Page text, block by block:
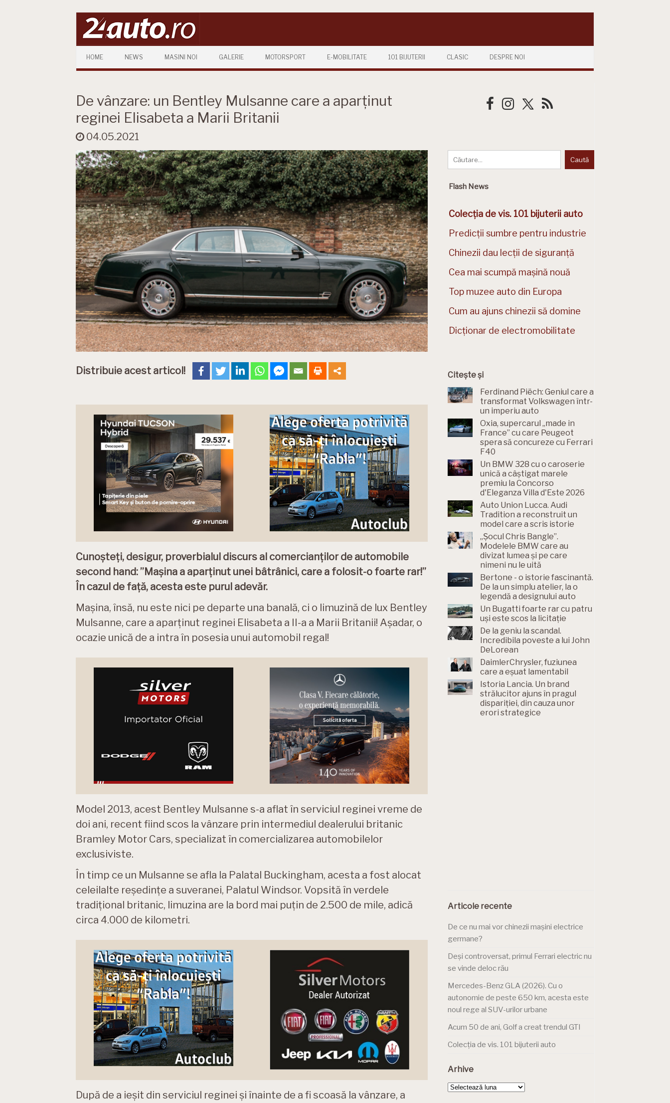
HOME NEWS MASINI NOI GALERIE MOTORSPORT E-MOBILITATE 101 BIJUTERII CLASIC DESPRE NOI
De vânzare: un Bentley Mulsanne care a aparținut
reginei Elisabeta a Marii Britanii
04.05.2021
Distribuie acest articol!
Cunoșteți, desigur, proverbialul discurs al comercianților de automobile
second hand: ”Mașina a aparținut unei bâtrânici, care a folosit-o foarte rar!”
În cazul de față, acesta este purul adevăr.
Mașina, însă, nu este nici pe departe una banală, ci o limuzină de lux Bentley
Mulsanne, care a aparținut reginei Elisabeta a II-a a Marii Britanii! Așadar, o
ocazie unică de a intra în posesia unui automobil regal!
Model 2013, acest Bentley Mulsanne s-a aflat în serviciul reginei vreme de
doi ani, recent fiind scos la vânzare prin intermediul dealerului britanic
Bramley Motor Cars, specializat în comercializarea automobilelor
exclusiviste.
În timp ce un Mulsanne se afla la Palatal Buckingham, acesta a fost alocat
celeilalte reședințe a suveranei, Palatul Windsor. Vopsită în verdele
tradițional britanic, limuzina are la bord mai puțin de 2.500 de mile, adică
circa 4.000 de kilometri.
După de a ieșit din serviciul reginei și înainte de a fi scoasă la vânzare, a
Flash News
Colecția de vis. 101 bijuterii auto
Predicții sumbre pentru industrie
Chinezii dau lecții de siguranță
Cea mai scumpă mașină nouă
Top muzee auto din Europa
Cum au ajuns chinezii să domine
Dicționar de electromobilitate
Citește și
Ferdinand Piëch: Geniul care a
transformat Volkswagen într-
un imperiu auto
Oxia, supercarul „made in
France” cu care Peugeot
spera să concureze cu Ferrari
F40
Un BMW 328 cu o caroserie
unică a câștigat marele
premiu la Concorso
d'Eleganza Villa d'Este 2026
Auto Union Lucca. Audi
Tradition a reconstruit un
model care a scris istorie
„Șocul Chris Bangle”.
Modelele BMW care au
divizat lumea și pe care
nimeni nu le uită
Bertone - o istorie fascinantă.
De la un simplu atelier, la o
legendă a designului auto
Un Bugatti foarte rar cu patru
uși este scos la licitație
De la geniu la scandal.
Incredibila poveste a lui John
DeLorean
DaimlerChrysler, fuziunea
care a eșuat lamentabil
Istoria Lancia. Un brand
strălucitor ajuns în pragul
dispariției, din cauza unor
erori strategice
Articole recente
De ce nu mai vor chinezii mașini electrice
germane?
Deși controversat, primul Ferrari electric nu
se vinde deloc rău
Mercedes-Benz GLA (2026). Cu o
autonomie de peste 650 km, acesta este
noul rege al SUV-urilor urbane
Acum 50 de ani, Golf a creat trendul GTI
Colecția de vis. 101 bijuterii auto
Arhive
Arhive